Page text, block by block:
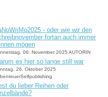
- oder wie wir den
fortan auch immer
mögen
06. November 2025 AUTORIN
es hier so lange still war
26. Oktober 2025
du lieber Reihen oder